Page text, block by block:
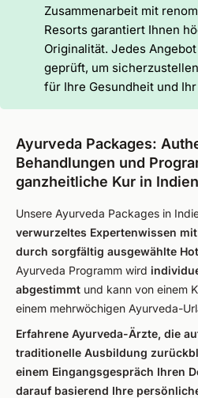
Zusammenarbeit mit
Resorts garantiert Ihnen
Originalität. Jedes
geprüft, um
für Ihre Gesundheit und
Ayurveda Packages:
Behandlungen und
ganzheitliche Kur in Indien
Unsere Ayurveda Packages in
verwurzeltes Expertenwissen
durch sorgfältig ausgewählte
Ayurveda Programm wird
abgestimmt und kann von einem
einem mehrwöchigen Ayurveda-
Erfahrene Ayurveda-Ärzte, die
traditionelle Ausbildung
einem Eingangsgespräch Ihren
darauf basierend Ihre